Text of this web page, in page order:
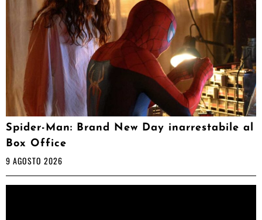
Spider-Man: Brand New Day inarrestabile al
Box Office
9 AGOSTO 2026